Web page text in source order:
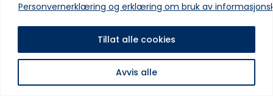
Personvernerklæring og erklæring om bruk av
Avvis alle
Tillat alle cookies
Forrige innlegg
Haakon Lunov har signert
Neste innlegg
Julius har signert!
Copyright © IF Fram 2025 Alle rettigheter er reservert